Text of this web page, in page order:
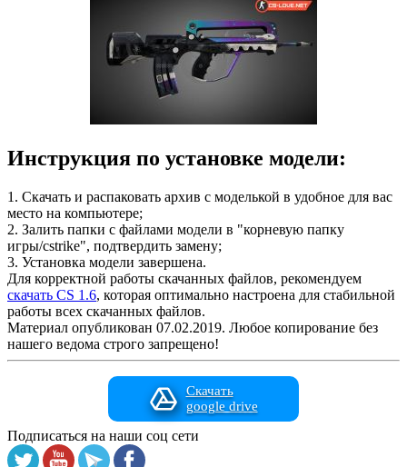
Инструкция по установке модели:
1. Скачать и распаковать архив с моделькой в удобное для вас
место на компьютере;
2. Залить папки с файлами модели в "корневую папку
игры/cstrike", подтвердить замену;
3. Установка модели завершена.
Для корректной работы скачанных файлов, рекомендуем
скачать CS 1.6, которая оптимально настроена для стабильной
работы всех скачанных файлов.
Материал опубликован 07.02.2019. Любое копирование без
нашего ведома строго запрещено!
Скачать
google drive
Подписаться на наши соц сети